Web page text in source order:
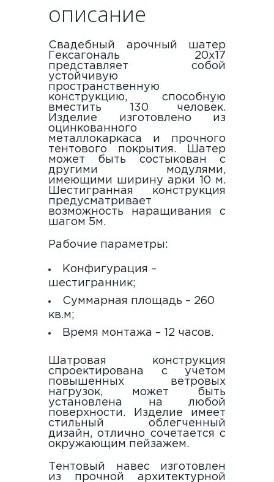
описание
Свадебный арочный шатер
Гексагональ 20х17
представляет собой
устойчивую
пространственную
конструкцию, способную
вместить 130 человек.
Изделие изготовлено из
оцинкованного
металлокаркаса и прочного
тентового покрытия. Шатер
может быть состыкован с
другими модулями,
имеющими ширину арки 10 м.
Шестигранная конструкция
предусматривает
возможность наращивания с
шагом 5м.
Рабочие параметры:
Конфигурация –
шестигранник;
Суммарная площадь – 260
кв.м;
Время монтажа – 12 часов.
Шатровая конструкция
спроектирована с учетом
повышенных ветровых
нагрузок, может быть
установлена на любой
поверхности. Изделие имеет
стильный облегченный
дизайн, отлично сочетается с
окружающим пейзажем.
Тентовый навес изготовлен
из прочной архитектурной